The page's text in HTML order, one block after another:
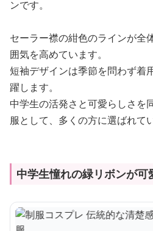
ンです。
セーラー襟の紺色のラインが全
囲気を高めています。
短袖デザインは季節を問わず着
躍します。
中学生の活発さと可愛らしさを
服として、多くの方に選ばれて
中学生憧れの緑リボンが可